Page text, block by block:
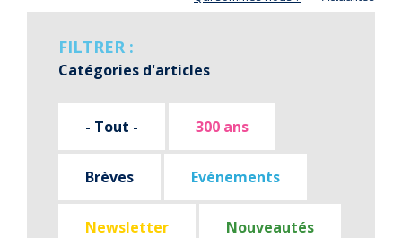
FILTRER :
Catégories d'articles
- Tout - 300 ans
Brèves Evénements
Newsletter Nouveautés